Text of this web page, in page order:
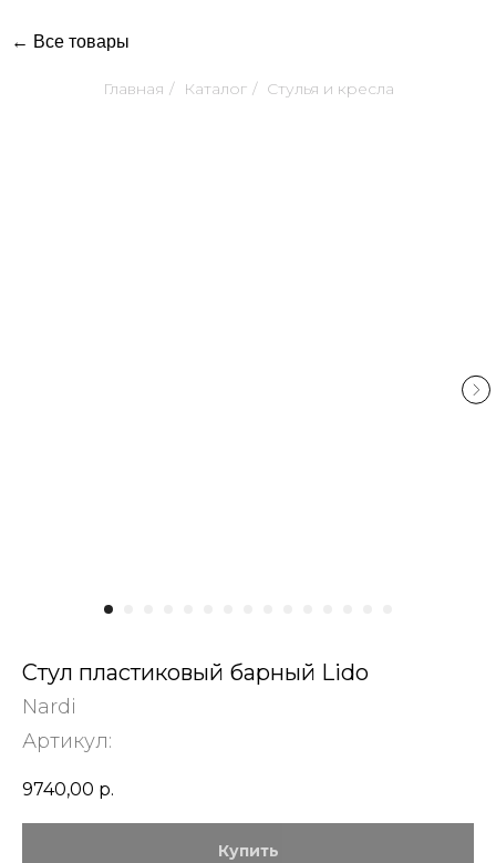
← Все товары
Главная / Каталог / Стулья и кресла
Стул пластиковый барный Lido
Nardi
Артикул:
9740,00 р.
Купить